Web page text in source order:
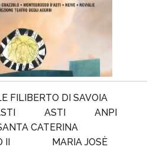
FILIBERTO DI SAVOIA
ASTI
ANPI
CATERINA
II
MARIA JOSÈ